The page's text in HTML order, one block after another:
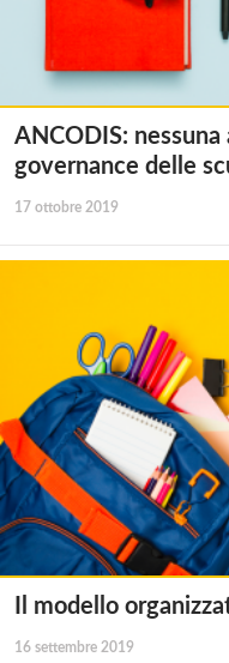
ANCODIS:
governance delle
17 ottobre 2019
Il modello
16 settembre 2019